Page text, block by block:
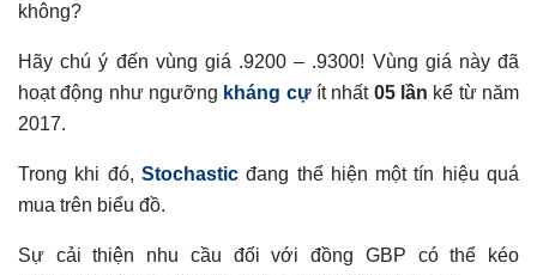
không?
Hãy chú ý đến vùng giá .9200 – .9300! Vùng giá này đã
hoạt động như ngưỡng kháng cựít nhất 05 lần kể từ năm
2017.
Trong khi đó, Stochasticđang thể hiện một tín hiệu quá
mua trên biểu đồ.
Sự cải thiện nhu cầu đối với đồng GBP có thể kéo